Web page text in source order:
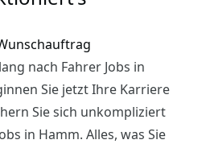
nach Fahrer Jobs in
Sie jetzt Ihre Karriere
Sie sich unkompliziert
in Hamm. Alles, was Sie